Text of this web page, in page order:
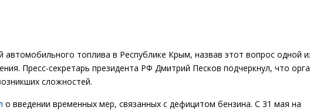
топлива в Республике Крым, назвав этот вопрос одной
Пресс-секретарь президента РФ Дмитрий Песков подчеркнул, что
сложностей.
о введении временных мер, связанных с дефицитом бензина. С 31 мая на